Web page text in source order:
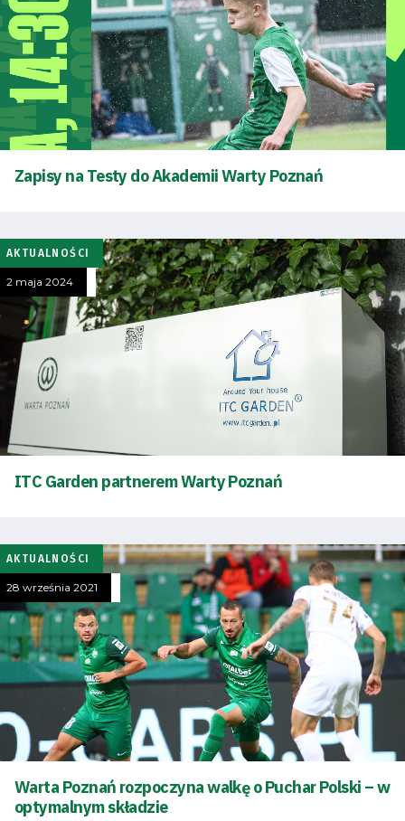
Tryb
oszczędności
energii
Dostępność
FOR:
Klub
Tabela
i
terminarz
Bilety
Kontakt
Zapisy na Testy do Akademii Warty Poznań
AKTUALNOŚCI
2 maja 2024
ITC Garden partnerem Warty Poznań
AKTUALNOŚCI
28 września 2021
Warta Poznań rozpoczyna walkę o Puchar Polski – w
optymalnym składzie